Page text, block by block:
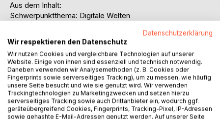
Aus dem Inhalt:
Schwerpunktthema: Digitale Welten
Bernhard Pörksen: Die redaktionelle Gesellschaft
Robert Harsieber: Sein oder nicht-Sein
Günter Hammerstein: "Bevor Himmel und Erde waren"
Hans Dieter Knoll: Schöne digitale Welt
Tina Neumeier: Von der Faszination, anderen beim
Computerspielen zuzusehen
Margarete Leibig: Spiritualität in digitalen Zeiten
Volker Münch; Angriffe auf die Seele - Der digitale Wandel
Datenschutzerklärung
Wir respektieren den Datenschutz
Wir nutzen Cookies und vergleichbare Technologien auf unserer
Website. Einige von ihnen sind essenziell und technisch notwendig.
Daneben verwenden wir Analysemethoden (z. B. Cookies oder
Fingerprints sowie serverseitiges Tracking), um zu messen, wie häufig
unsere Seite besucht und wie sie genutzt wird. Wir verwenden
Trackingtechnologien zu Marketingzwecken und setzen hierzu
serverseitiges Tracking sowie auch Drittanbieter ein, wodurch ggf.
geräteübergreifend Cookies, Fingerprints, Tracking-Pixel, IP-Adressen
sowie gehashte E-Mail-Adressen genutzt werden. Auf unserer Seite